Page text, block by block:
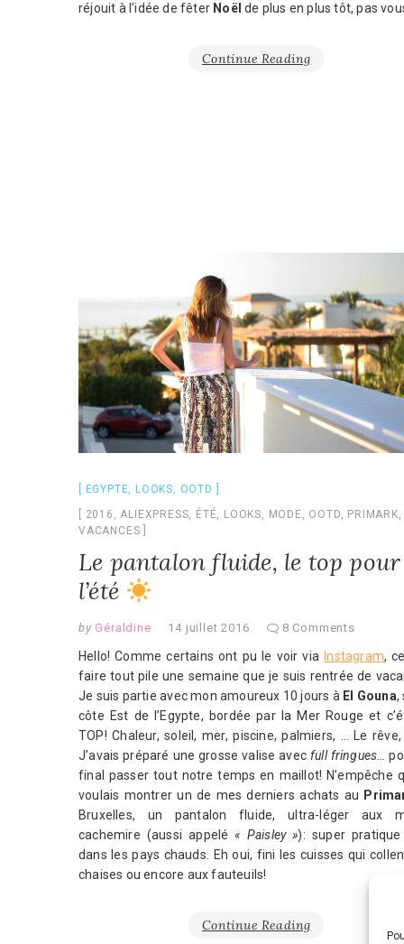
réjouit à l’idée de fêter Noël de plus en plus tôt, pas
Continue Reading
EGYPTE, LOOKS, OOTD
2016 ,ALIEXPRESS, ÉTÉ, LOOKS, MODE , OOTD, PRIMARK,
VACANCES
Le pantalon fluide, le top pour
l’été
by Géraldine 14 juillet 2016 8 Comments
Hello! Comme certains ont pu le voir via Instagram,
faire tout pile une semaine que je suis rentrée de
Je suis partie avec mon amoureux 10 jours à El Gouna,
côte Est de l’Egypte, bordée par la Mer Rouge et
TOP! Chaleur, soleil, mer, piscine, palmiers, … Le rêve,
J’avais préparé une grosse valise avec full fringues…
final passer tout notre temps en maillot! N’empêche
voulais montrer un de mes derniers achats au
Bruxelles, un pantalon fluide, ultra-léger aux
cachemire (aussi appelé« Paisley »): super
dans les pays chauds. Eh oui, fini les cuisses qui
chaises ou encore aux fauteuils!
Continue Reading